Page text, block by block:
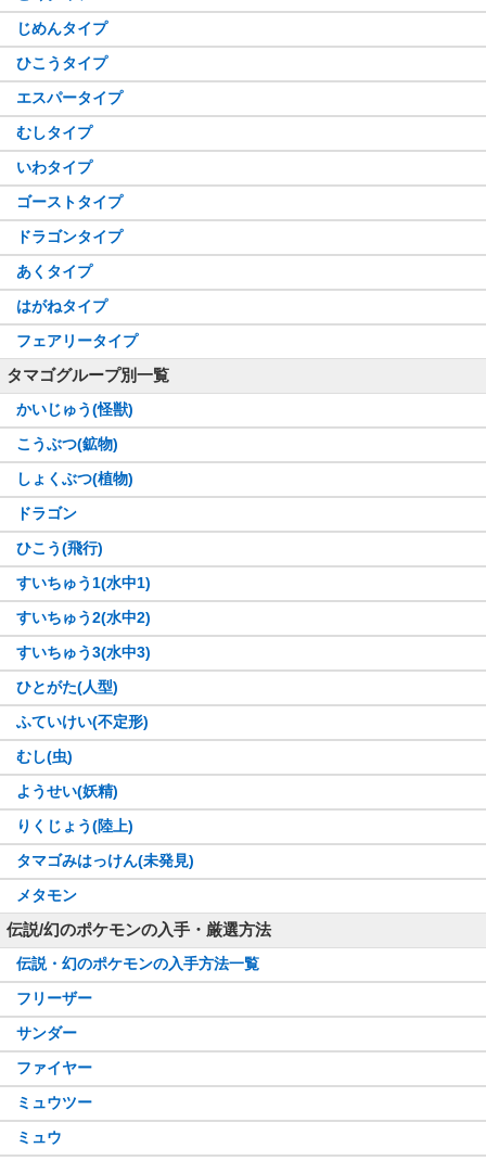
じめんタイプ
ひこうタイプ
エスパータイプ
むしタイプ
いわタイプ
ゴーストタイプ
ドラゴンタイプ
あくタイプ
はがねタイプ
フェアリータイプ
タマゴグループ別一覧
かいじゅう(怪獣)
こうぶつ(鉱物)
しょくぶつ(植物)
ドラゴン
ひこう(飛行)
すいちゅう1(水中1)
すいちゅう2(水中2)
すいちゅう3(水中3)
ひとがた(人型)
ふていけい(不定形)
むし(虫)
ようせい(妖精)
りくじょう(陸上)
タマゴみはっけん(未発見)
メタモン
伝説/幻のポケモンの入手・厳選方法
伝説・幻のポケモンの入手方法一覧
フリーザー
サンダー
ファイヤー
ミュウツー
ミュウ